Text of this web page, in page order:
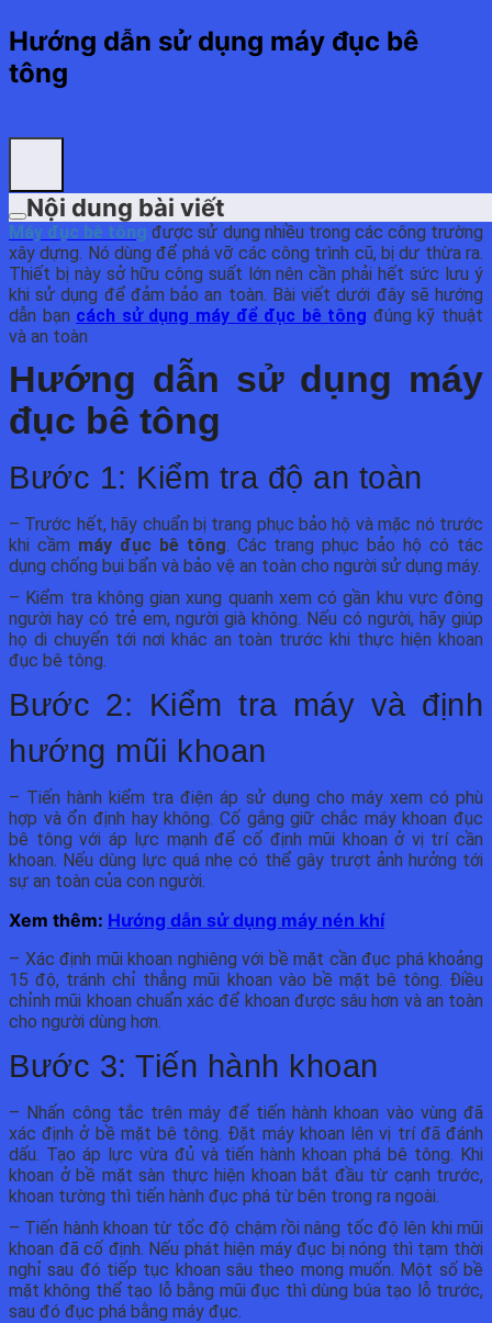
Hướng dẫn sử dụng máy đục bê
tông
Nội dung bài viết
Máy đục bê tông được sử dụng nhiều trong các công trường
xây dựng. Nó dùng để phá vỡ các công trình cũ, bị dư thừa ra.
Thiết bị này sở hữu công suất lớn nên cần phải hết sức lưu ý
khi sử dụng để đảm bảo an toàn. Bài viết dưới đây sẽ hướng
dẫn bạn cách sử dụng máy để đục bê tông đúng kỹ thuật
và an toàn
Hướng dẫn sử dụng máy
đục bê tông
Bước 1: Kiểm tra độ an toàn
– Trước hết, hãy chuẩn bị trang phục bảo hộ và mặc nó trước
khi cầm máy đục bê tông. Các trang phục bảo hộ có tác
dụng chống bụi bẩn và bảo vệ an toàn cho người sử dụng máy.
– Kiểm tra không gian xung quanh xem có gần khu vực đông
người hay có trẻ em, người già không. Nếu có người, hãy giúp
họ di chuyển tới nơi khác an toàn trước khi thực hiện khoan
đục bê tông.
Bước 2: Kiểm tra máy và định
hướng mũi khoan
– Tiến hành kiểm tra điện áp sử dụng cho máy xem có phù
hợp và ổn định hay không. Cố gắng giữ chắc máy khoan đục
bê tông với áp lực mạnh để cố định mũi khoan ở vị trí cần
khoan. Nếu dùng lực quá nhẹ có thể gây trượt ảnh hưởng tới
sự an toàn của con người.
Xem thêm: Hướng dẫn sử dụng máy nén khí
– Xác định mũi khoan nghiêng với bề mặt cần đục phá khoảng
15 độ, tránh chỉ thẳng mũi khoan vào bề mặt bê tông. Điều
chỉnh mũi khoan chuẩn xác để khoan được sâu hơn và an toàn
cho người dùng hơn.
Bước 3: Tiến hành khoan
– Nhấn công tắc trên máy để tiến hành khoan vào vùng đã
xác định ở bề mặt bê tông. Đặt máy khoan lên vị trí đã đánh
dấu. Tạo áp lực vừa đủ và tiến hành khoan phá bê tông. Khi
khoan ở bề mặt sàn thực hiện khoan bắt đầu từ cạnh trước,
khoan tường thì tiến hành đục phá từ bên trong ra ngoài.
– Tiến hành khoan từ tốc độ chậm rồi nâng tốc độ lên khi mũi
khoan đã cố định. Nếu phát hiện máy đục bị nóng thì tạm thời
nghỉ sau đó tiếp tục khoan sâu theo mong muốn. Một số bề
mặt không thể tạo lỗ bằng mũi đục thì dùng búa tạo lỗ trước,
sau đó đục phá bằng máy đục.